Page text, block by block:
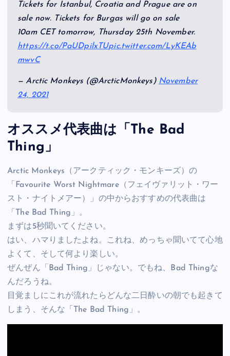
Tickets for Istanbul, Croatia and Prague are on
sale now. Tickets for Burgas will go on sale
10am CET tomorrow, Thursday 25th November.
https://t.co/PaUDpilxTUpic.twitter.com/LyKEAb
mwvC
— Arctic Monkeys (@ArcticMonkeys) November
24, 2021
オススメ代表曲は「The Bad
Thing」
Arctic Monkeys（アークティック・モンキーズ）の
「Favourite Worst Nightmare（フェイヴァリット・ワー
スト・ナイトメアー）」の中からおすすめの代表曲は
「The Bad Thing」。
まずは5秒聞いてください。
はい、ハマりましたよね。これね、めっちゃ聞いてて心地
よくて、そして何より楽しい。
ぜんぜん「Bad Thing」じゃない。でもね、Bad Thingな
んだろうね。
目覚ましにこれが流れたらどんな二日酔いの朝でも起きて
しまう、そんな「The Bad Thing」。